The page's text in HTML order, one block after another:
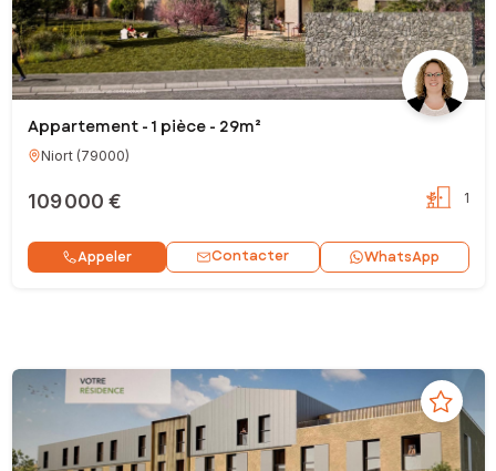
Appartement - 1 pièce - 29m²
Niort(79000)
109 000 € 1
Appeler Contacter WhatsApp